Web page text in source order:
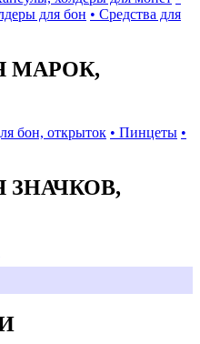
для бон • Средства для
МАРОК,
бон, открыток • Пинцеты •
ЗНАЧКОВ,